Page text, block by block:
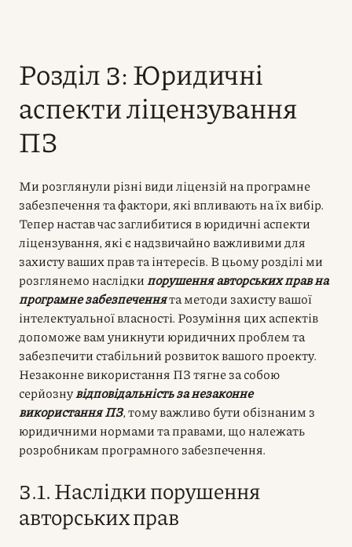
Розділ 3: Юридичні
аспекти ліцензування
ПЗ
Ми розглянули різні види ліцензій на програмне
забезпечення та фактори, які впливають на їх вибір.
Тепер настав час заглибитися в юридичні аспекти
ліцензування, які є надзвичайно важливими для
захисту ваших прав та інтересів. В цьому розділі ми
розглянемо наслідки порушення авторських прав на
програмне забезпеченнята методи захисту вашої
інтелектуальної власності. Розуміння цих аспектів
допоможе вам уникнути юридичних проблем та
забезпечити стабільний розвиток вашого проекту.
Незаконне використання ПЗ тягне за собою
серйознувідповідальність за незаконне
використання ПЗ, тому важливо бути обізнаним з
юридичними нормами та правами, що належать
розробникам програмного забезпечення.
3.1. Наслідки порушення
авторських прав